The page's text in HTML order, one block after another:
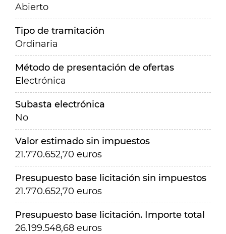
Abierto
Tipo de tramitación
Ordinaria
Método de presentación de ofertas
Electrónica
Subasta electrónica
No
Valor estimado sin impuestos
21.770.652,70 euros
Presupuesto base licitación sin impuestos
21.770.652,70 euros
Presupuesto base licitación. Importe total
26.199.548,68 euros